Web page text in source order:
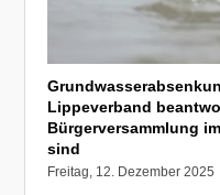
Lippeverband
Bürgerversammlung
sind
Freitag, 12. Dezember 2025